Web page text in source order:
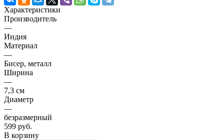
Характеристики
Производитель
—
Индия
Материал
—
Бисер, металл
Ширина
—
7,3 см
Диаметр
—
безразмерный
599 руб.
В корзину